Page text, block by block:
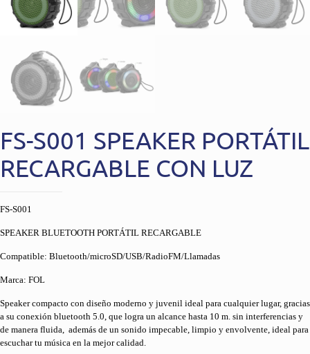
FS-S001 SPEAKER PORTÁTIL
RECARGABLE CON LUZ
FS-S001
SPEAKER BLUETOOTH PORTÁTIL RECARGABLE
Compatible: Bluetooth/microSD/USB/RadioFM/Llamadas
Marca: FOL
Speaker compacto con diseño moderno y juvenil ideal para cualquier lugar, gracias
a su conexión bluetooth 5.0, que logra un alcance hasta 10 m. sin interferencias y
de manera fluida, además de un sonido impecable, limpio y envolvente, ideal para
escuchar tu música en la mejor calidad.